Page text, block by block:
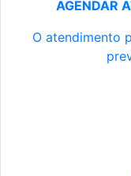
AGENDAR
O atendimento